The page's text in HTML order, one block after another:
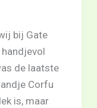
bij Gate
de laatste
Corfu
is, maar